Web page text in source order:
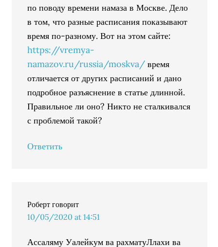
по поводу времени намаза в Москве. Дело
в том, что разные расписания показывают
время по-разному. Вот на этом сайте:
https://vremya-
namazov.ru/russia/moskva/ время
отличается от других расписаний и дано
подробное разъяснение в статье длинной.
Правильное ли оно? Никто не сталкивался
с проблемой такой?
Ответить
Роберт говорит
10/05/2020 at 14:51
Ассаляму Уалейкум ва рахматуЛлахи ва